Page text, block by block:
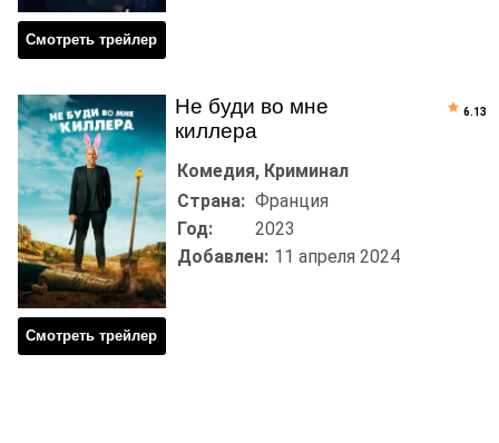
Смотреть трейлер
Не буди во мне
киллера
Смотреть трейлер
Комедия, Криминал
Страна: Франция
Год:
2023
Добавлен: 11 апреля 2024
6.13